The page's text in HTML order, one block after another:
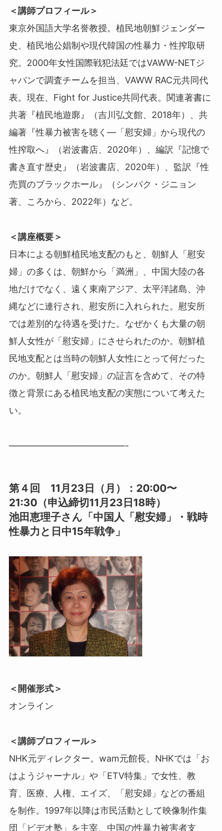
＜講師プロフィール＞
東京外国語大学名誉教授。植民地朝鮮ジェンダー
史、植民地公娼制や現代韓国の性暴力・性搾取研
究。2000年女性国際戦犯法廷ではVAWW-NETジ
ャパンで調査チームを担当、VAWW RAC元共同代
表。現在、Fight for Justice共同代表。関連著書に
共著『植民地遊廓』（吉川弘文館、2018年）、共
編著『性暴力被害を聴く―「慰安婦」から現代の
性搾取へ』（岩波書店、2020年）、編訳『記憶で
書き直す歴史』（岩波書店、2020年）、監訳『性
売買のブラックホール』（シンパク・ジニョン
著、ころから、2022年）など。
＜講座概要＞
日本による朝鮮植民地支配のもと、朝鮮人「慰安
婦」の多くは、朝鮮から「満洲」、中国大陸の各
地だけでなく、遠く東南アジア、太平洋諸島、沖
縄などに連行され、慰安所に入れられた。慰安所
では差別的な待遇を受けた。なぜかくも大量の朝
鮮人女性が「慰安婦」にさせられたのか。朝鮮植
民地支配とは当時の朝鮮人女性にとって何だった
のか。朝鮮人「慰安婦」の証言を含めて、その特
徴と背景にある植民地支配の実態について考えた
い。
—————————————-
第４回 11月23日（月）：20:00〜
21:30（申込締切11月23日18時）
池田恵理子さん「中国人「慰安婦」・戦時
性暴力と日中15年戦争」
＜開催形式＞
オンライン
＜講師プロフィール＞
NHK元ディレクター。wam元館長。NHKでは「お
はようジャーナル」や「ETV特集」で女性、教
育、医療、人権、エイズ、「慰安婦」などの番組
を制作。1997年以降は市民活動として映像制作集
団「ビデオ塾」を主宰、中国の性暴力被害者支